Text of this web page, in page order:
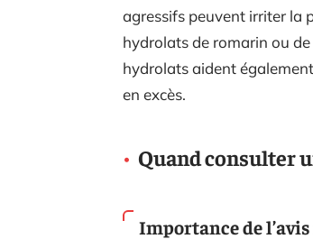
agressifs peuvent irriter la
hydrolats de romarin ou
hydrolats aident
en excès.
Quand consulter
Importance de